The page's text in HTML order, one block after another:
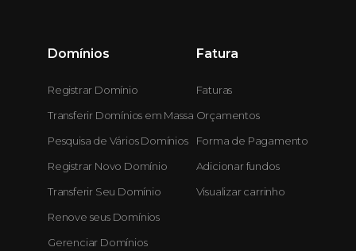
Domínios
Registrar Domínio
Transferir Domínios em Massa
Pesquisa de Vários Domínios
Registrar Novo Domínio
Transferir Seu Domínio
Renove seus Domínios
Gerenciar Domínios
Fatura
Faturas
Orçamentos
Forma de Pagamento
Adicionar fundos
Visualizar carrinho